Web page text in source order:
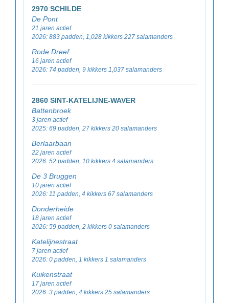
2970 SCHILDE
De Pont
21 jaren actief
2026: 883 padden, 1,028 kikkers 227 salamanders
Rode Dreef
16 jaren actief
2026: 74 padden, 9 kikkers 1,037 salamanders
2860 SINT-KATELIJNE-WAVER
Battenbroek
3 jaren actief
2025: 69 padden, 27 kikkers 20 salamanders
Berlaarbaan
22 jaren actief
2026: 52 padden, 10 kikkers 4 salamanders
De 3 Bruggen
10 jaren actief
2026: 11 padden, 4 kikkers 67 salamanders
Donderheide
18 jaren actief
2026: 59 padden, 2 kikkers 0 salamanders
Katelijnestraat
7 jaren actief
2026: 0 padden, 1 kikkers 1 salamanders
Kuikenstraat
17 jaren actief
2026: 3 padden, 4 kikkers 25 salamanders